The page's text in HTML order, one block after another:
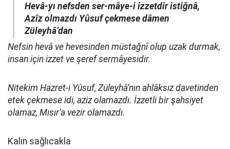
Hevâ-yı nefsden ser-mâye-i izzetdir istiğnâ,
Azîz olmazdı Yûsuf çekmese dâmen
Züleyhâ’dan
Nefsin hevâ ve hevesinden müstağnî olup uzak durmak,
insan için izzet ve şeref sermâyesidir.
Nitekim Hazret-i Yûsuf, Züleyhâ’nın ahlâksız davetinden
etek çekmese idi, aziz olamazdı. İzzetli bir şahsiyet
olamaz, Mısır’a vezir olamazdı.
Kalın sağlıcakla